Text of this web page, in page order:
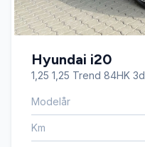
Splitbagsæder
Startspærre
Stofsæder
Hyundai i20
1,25 1,25 Trend 84HK 3d
Modelår
Km